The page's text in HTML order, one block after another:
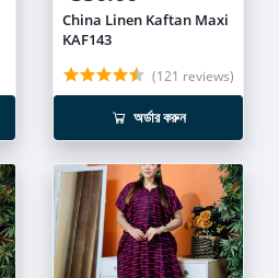
China Linen Kaftan Maxi
KAF143
(121 reviews)
অর্ডার করুন